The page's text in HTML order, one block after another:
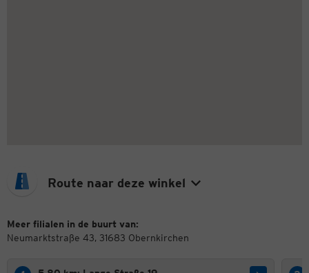
Route naar deze winkel
Meer filialen in de buurt van:
Neumarktstraße 43, 31683 Obernkirchen